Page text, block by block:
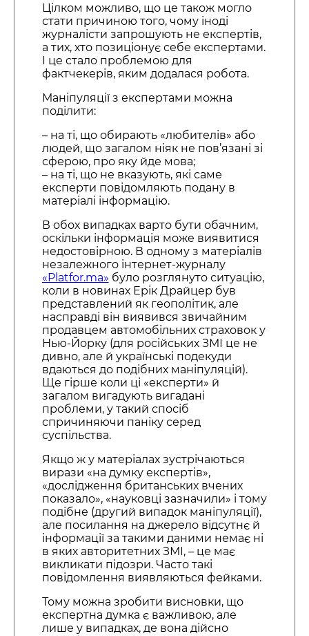
Цілком можливо, що це також могло
стати причиною того, чому іноді
журналісти запрошують не експертів,
а тих, хто позиціонує себе експертами.
І це стало проблемою для
фактчекерів, яким додалася робота.
Маніпуляції з експертами можна
поділити:
– на ті, що обирають «любителів» або
людей, що загалом ніяк не пов’язані зі
сферою, про яку йде мова;
– на ті, що не вказують, які саме
експерти повідомляють подану в
матеріалі інформацію.
В обох випадках варто бути обачним,
оскільки інформація може виявитися
недостовірною. В одному з матеріалів
незалежного інтернет-журналу
«Platfor.ma» було розглянуто ситуацію,
коли в новинах Ерік Драйцер був
представлений як геополітик, але
насправді він виявився звичайним
продавцем автомобільних страховок у
Нью-Йорку (для російських ЗМІ це не
дивно, але й українські подекуди
вдаються до подібних маніпуляцій).
Ще гірше коли ці «експерти» й
загалом вигадують вигадані
проблеми, у такий спосіб
спричиняючи паніку серед
суспільства.
Якщо ж у матеріалах зустрічаються
вирази «на думку експертів»,
«дослідження британських вчених
показало», «науковці зазначили» і тому
подібне (другий випадок маніпуляції),
але посилання на джерело відсутнє й
інформації за такими даними немає ні
в яких авторитетних ЗМІ, – це має
викликати підозри. Часто такі
повідомлення виявляються фейками.
Тому можна зробити висновки, що
експертна думка є важливою, але
лише у випадках, де вона дійсно